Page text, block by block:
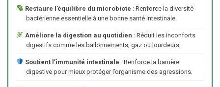
Restaure l’équilibre du microbiote : Renforce la diversité
bactérienne essentielle à une bonne santé intestinale.
Améliore la digestion au quotidien : Réduit les inconforts
digestifs comme les ballonnements, gaz ou lourdeurs.
Soutient l’immunité intestinale : Renforce la barrière
digestive pour mieux protéger l’organisme des agressions.